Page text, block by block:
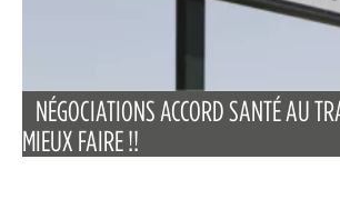
NÉGOCIATIONS ACCORD SANTÉ AU
MIEUX FAIRE !!